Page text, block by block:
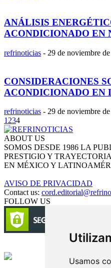
Usamos
ANÁLISIS
ACONDICIONADO EN
refrinoticias - 29 de noviembre
CONSIDERACIONES
ACONDICIONADO EN
refrinoticias - 29 de noviembre
1 234
ABOUT US
SOMOS DESDE 1986 LA
PRESTIGIO Y
EN MÉXICO Y
AVISO DE PRIVACIDAD
Contact us:
FOLLOW US